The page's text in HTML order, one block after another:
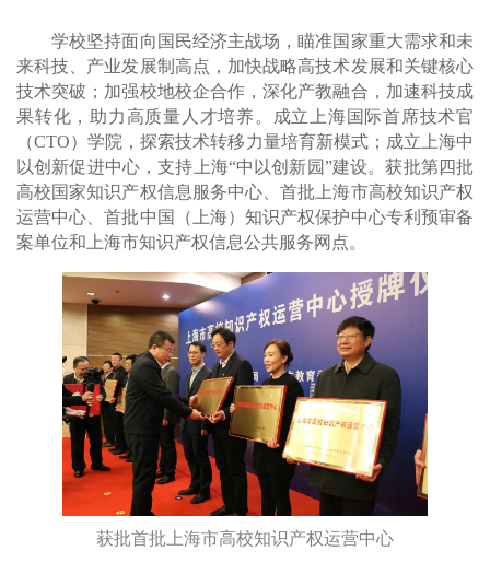
学校坚持面向国民经济主战场，瞄准国家重大需求和未
来科技、产业发展制高点，加快战略高技术发展和关键核心
技术突破；加强校地校企合作，深化产教融合，加速科技成
果转化，助力高质量人才培养。成立上海国际首席技术官
（CTO）学院，探索技术转移力量培育新模式；成立上海中
以创新促进中心，支持上海“中以创新园”建设。获批第四批
高校国家知识产权信息服务中心、首批上海市高校知识产权
运营中心、首批中国（上海）知识产权保护中心专利预审备
案单位和上海市知识产权信息公共服务网点。
获批首批上海市高校知识产权运营中心